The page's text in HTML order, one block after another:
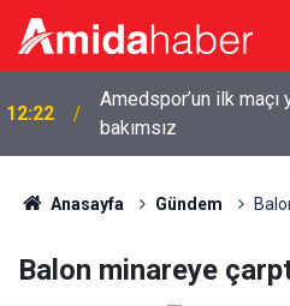
12:22
Amedspor’un ilk
bakımsız
Anasayfa Gündem
Balon minareye